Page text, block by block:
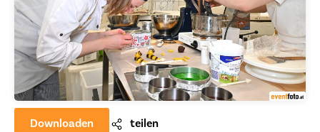
Downloaden teilen